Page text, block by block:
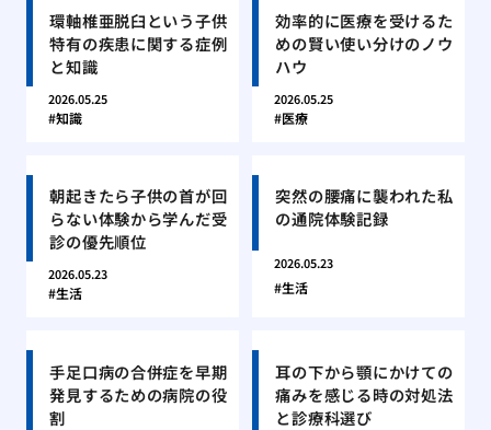
環軸椎亜脱臼という子供
特有の疾患に関する症例
と知識
2026.05.25
知識
効率的に医療を受けるた
めの賢い使い分けのノウ
ハウ
2026.05.25
医療
朝起きたら子供の首が回
らない体験から学んだ受
診の優先順位
2026.05.23
生活
突然の腰痛に襲われた私
の通院体験記録
2026.05.23
生活
手足口病の合併症を早期
発見するための病院の役
割
耳の下から顎にかけての
痛みを感じる時の対処法
と診療科選び